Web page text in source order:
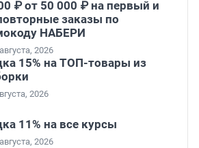
₽ от 50 000 ₽ на первый и
заказы по
НАБЕРИ
2026
15% на ТОП-товары из
2026
11% на все курсы
2026